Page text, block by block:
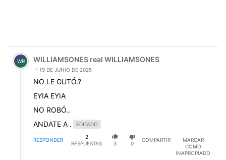
Comentario de WILLIAMSONES real WILLIAMSONES.
WR WILLIAMSONES real WILLIAMSONES
19 DE JUNIO DE 2025
NO LE GUTÓ.?
EYIA EYIA
NO ROBÓ..
ANDATE A .
EDITADO
RESPONDER
2
RESPUESTAS
3 0
COMPARTIR
MARCAR
COMO
INAPROPIADO